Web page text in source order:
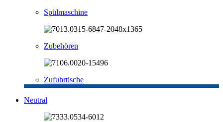
Spülmaschine
Zubehören
Zufuhrtische
Neutral